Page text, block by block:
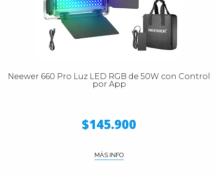
Neewer 660 Pro Luz LED RGB de 50W con Control
por App
$145.900
MÁS INFO